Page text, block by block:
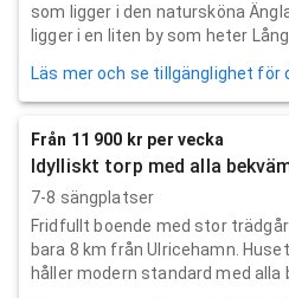
som ligger i den natursköna
ligger i en liten by som heter
Läs mer och se tillgänglighet för
Från 11 900 kr per vecka
Idylliskt torp med alla
7-8 sängplatser
Fridfullt boende med stor
bara 8 km från Ulricehamn.
håller modern standard med alla